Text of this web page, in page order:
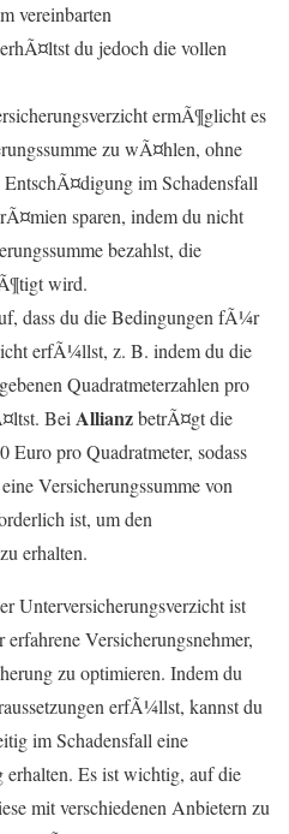
vereinbarten
du jedoch die vollen
ermÃ¶glicht es
zu wÃ¤hlen, ohne
im Schadensfall
sparen, indem du nicht
bezahlst, die
wird.
dass du die Bedingungen fÃ¼r
erfÃ¼llst, z. B. indem du die
Quadratmeterzahlen pro
BeiAllianzbetrÃ¤gt die
Euro pro Quadratmeter, sodass
Versicherungssumme von
ist, um den
erhalten.
Unterversicherungsverzicht ist
Versicherungsnehmer,
zu optimieren. Indem du
erfÃ¼llst, kannst du
im Schadensfall eine
erhalten. Es ist wichtig, auf die
mit verschiedenen Anbietern zu